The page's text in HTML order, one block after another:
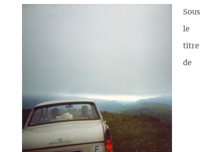
Sous
le
titre
de